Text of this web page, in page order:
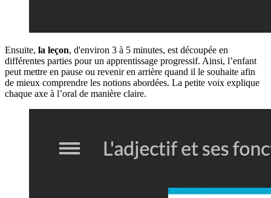
Ensuite, la leçon, d'environ 3 à 5 minutes, est découpée en
différentes parties pour un apprentissage progressif. Ainsi, l’enfant
peut mettre en pause ou revenir en arrière quand il le souhaite afin
de mieux comprendre les notions abordées. La petite voix explique
chaque axe à l’oral de manière claire.